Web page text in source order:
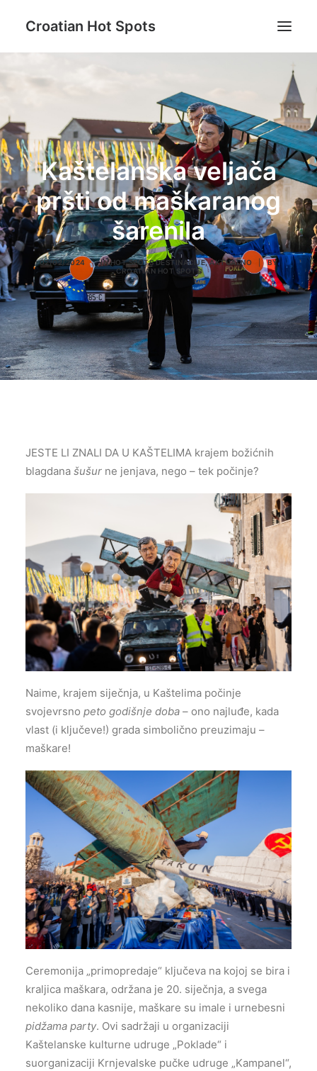
Croatian Hot Spots
Destinacije
Lifestyle
Magazin
Blog
O nama
Search
Kaštelanska veljača
pršti od maškaranog
šarenila
02/02/2024 | INHOT SPOTS DESTINACIJE,AKTUALNO
BY
CROATIAN HOT SPOTS
JESTE LI ZNALI DA U KAŠTELIMA krajem božićnih
blagdana šušur ne jenjava, nego – tek počinje?
Naime, krajem siječnja, u Kaštelima počinje
svojevrsno peto godišnje doba – ono najluđe, kada
vlast (i ključeve!) grada simbolično preuzimaju –
maškare!
Ceremonija „primopredaje“ ključeva na kojoj se bira i
kraljica maškara, održana je 20. siječnja, a svega
nekoliko dana kasnije, maškare su imale i urnebesni
pidžama party. Ovi sadržaji u organizaciji
Kaštelanske kulturne udruge „Poklade“ i
suorganizaciji Krnjevalske pučke udruge „Kampanel“,